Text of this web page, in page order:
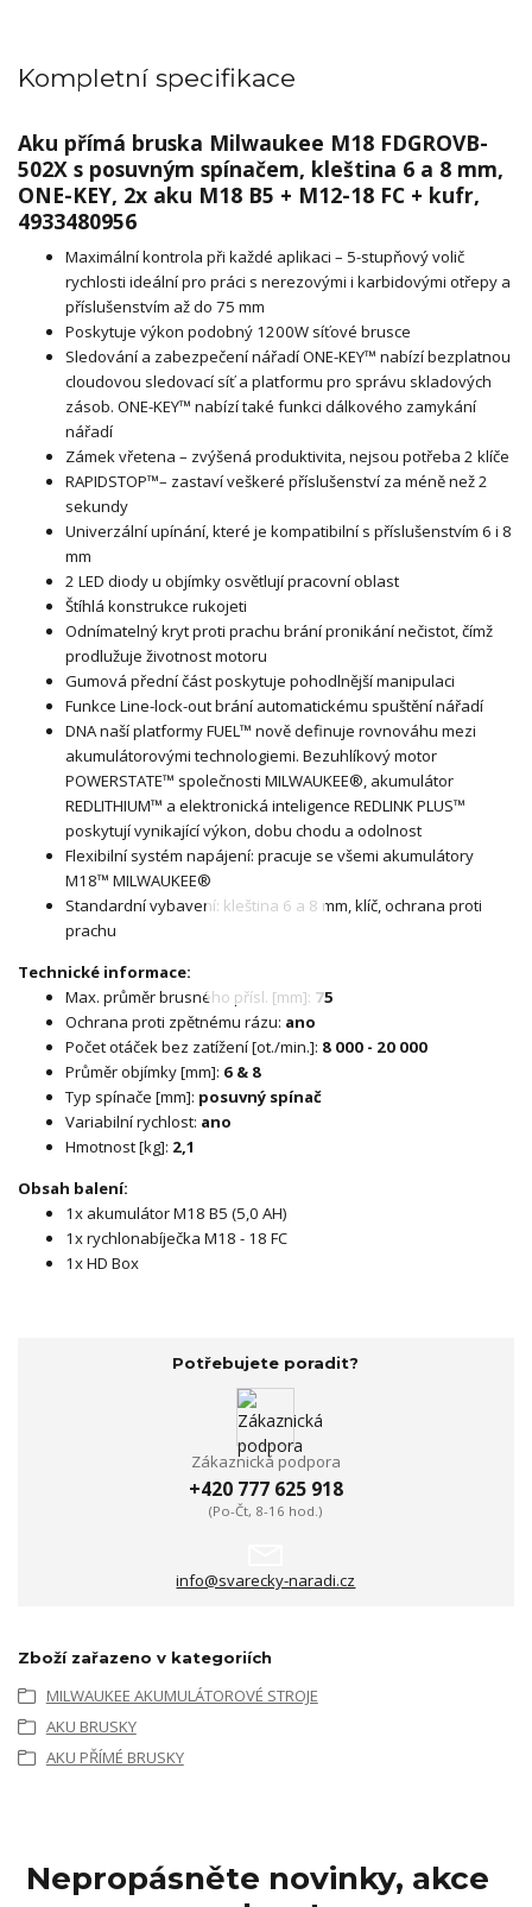
Kompletní specifikace
Aku přímá bruska Milwaukee M18 FDGROVB-
502X s posuvným spínačem, kleština 6 a 8 mm,
ONE-KEY, 2x aku M18 B5 + M12-18 FC + kufr,
4933480956
Maximální kontrola při každé aplikaci – 5-stupňový volič
rychlosti ideální pro práci s nerezovými i karbidovými otřepy a
příslušenstvím až do 75 mm
Poskytuje výkon podobný 1200W síťové brusce
Sledování a zabezpečení nářadí ONE-KEY™ nabízí bezplatnou
cloudovou sledovací síť a platformu pro správu skladových
zásob. ONE-KEY™ nabízí také funkci dálkového zamykání
nářadí
Zámek vřetena – zvýšená produktivita, nejsou potřeba 2 klíče
RAPIDSTOP™– zastaví veškeré příslušenství za méně než 2
sekundy
Univerzální upínání, které je kompatibilní s příslušenstvím 6 i 8
mm
2 LED diody u objímky osvětlují pracovní oblast
Štíhlá konstrukce rukojeti
Odnímatelný kryt proti prachu brání pronikání nečistot, čímž
prodlužuje životnost motoru
Gumová přední část poskytuje pohodlnější manipulaci
Funkce Line-lock-out brání automatickému spuštění nářadí
DNA naší platformy FUEL™ nově definuje rovnováhu mezi
akumulátorovými technologiemi. Bezuhlíkový motor
POWERSTATE™ společnosti MILWAUKEE®, akumulátor
REDLITHIUM™ a elektronická inteligence REDLINK PLUS™
poskytují vynikající výkon, dobu chodu a odolnost
Flexibilní systém napájení: pracuje se všemi akumulátory
M18™ MILWAUKEE®
Standardní vybavení: kleština 6 a 8 mm, klíč, ochrana proti
prachu
Technické informace:
Max. průměr brusného přísl. [mm]: 75
Ochrana proti zpětnému rázu: ano
Počet otáček bez zatížení [ot./min.]: 8 000 - 20 000
Průměr objímky [mm]: 6 & 8
Typ spínače [mm]: posuvný spínač
Variabilní rychlost: ano
Hmotnost [kg]: 2,1
Obsah balení:
1x akumulátor M18 B5 (5,0 AH)
1x rychlonabíječka M18 - 18 FC
1x HD Box
Potřebujete poradit?
Zákaznická podpora
+420 777 625 918
(Po-Čt, 8-16 hod.)
info@svarecky-naradi.cz
Zboží zařazeno v kategoriích
MILWAUKEE AKUMULÁTOROVÉ STROJE
AKU BRUSKY
AKU PŘÍMÉ BRUSKY
Nepropásněte novinky, akce